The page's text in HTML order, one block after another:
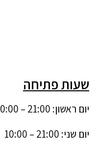
שעות פתיחה
יום ראשון: 21:00 – 10:00
יום שני: 21:00 – 10:00